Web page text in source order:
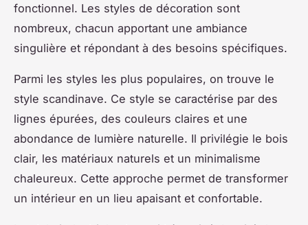
fonctionnel. Les styles de décoration sont
nombreux, chacun apportant une ambiance
singulière et répondant à des besoins spécifiques.
Parmi les styles les plus populaires, on trouve le
style scandinave. Ce style se caractérise par des
lignes épurées, des couleurs claires et une
abondance de lumière naturelle. Il privilégie le bois
clair, les matériaux naturels et un minimalisme
chaleureux. Cette approche permet de transformer
un intérieur en un lieu apaisant et confortable.